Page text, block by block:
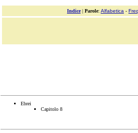
Indice| Parole: Alfabetica -
Ebrei
Capitolo 8